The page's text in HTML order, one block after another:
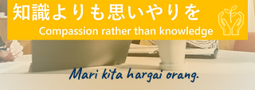
Mari kita hargai orang.